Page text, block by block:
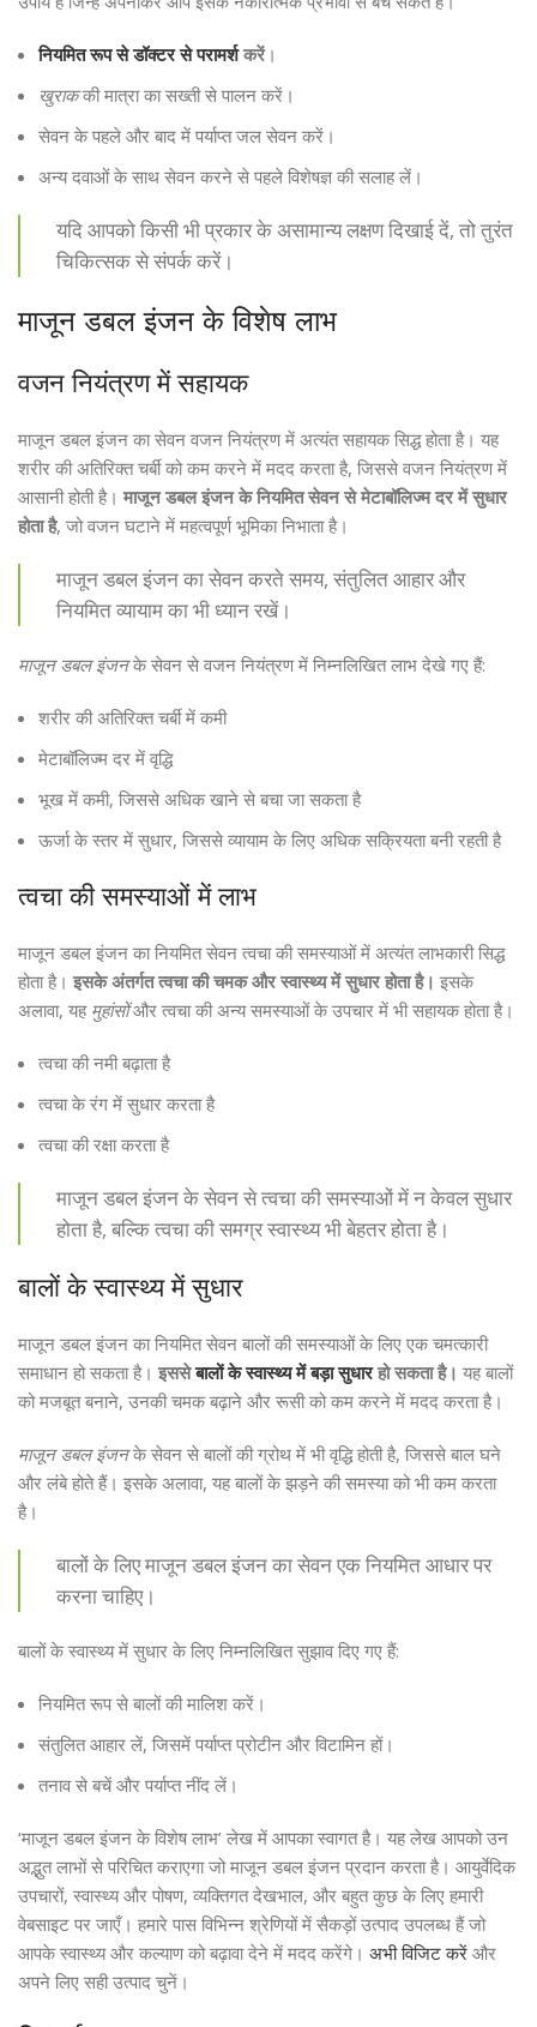
नियमित रूप से डॉक्टर से परामर्शकरें।
खुराककी मात्रा का सख्ती से पालन करें।
सेवन के पहले और बाद में पर्याप्त जल सेवन करें।
अन्य दवाओं के साथ सेवन करने से पहले विशेषज्ञ की सलाह लें।
यदि आपको किसी भी प्रकार के असामान्य लक्षण दिखाई दें, तो तुरंत
चिकित्सक से संपर्क करें।
माजून डबल इंजन के विशेष लाभ
वजन नियंत्रण में सहायक
माजून डबल इंजन का सेवन वजन नियंत्रण में अत्यंत सहायक सिद्ध होता है। यह
शरीर की अतिरिक्त चर्बी को कम करने में मदद करता है, जिससे वजन नियंत्रण में
आसानी होती है। माजून डबल इंजन के नियमित सेवन से मेटाबॉलिज्म दर में सुधार
होता है, जो वजन घटाने में महत्वपूर्ण भूमिका निभाता है।
माजून डबल इंजन का सेवन करते समय, संतुलित आहार और
नियमित व्यायाम का भी ध्यान रखें।
माजून डबल इंजनके सेवन से वजन नियंत्रण में निम्नलिखित लाभ देखे गए हैं:
शरीर की अतिरिक्त चर्बी में कमी
मेटाबॉलिज्म दर में वृद्धि
भूख में कमी, जिससे अधिक खाने से बचा जा सकता है
ऊर्जा के स्तर में सुधार, जिससे व्यायाम के लिए अधिक सक्रियता बनी रहती है
त्वचा की समस्याओं में लाभ
माजून डबल इंजन का नियमित सेवन त्वचा की समस्याओं में अत्यंत लाभकारी सिद्ध
होता है। इसके अंतर्गत त्वचा की चमक और स्वास्थ्य में सुधार होता है। इसके
अलावा, यह मुहांसोंऔर त्वचा की अन्य समस्याओं के उपचार में भी सहायक होता है।
त्वचा की नमी बढ़ाता है
त्वचा के रंग में सुधार करता है
त्वचा की रक्षा करता है
माजून डबल इंजन के सेवन से त्वचा की समस्याओं में न केवल सुधार
होता है, बल्कि त्वचा की समग्र स्वास्थ्य भी बेहतर होता है।
बालों के स्वास्थ्य में सुधार
माजून डबल इंजन का नियमित सेवन बालों की समस्याओं के लिए एक चमत्कारी
समाधान हो सकता है। इससेबालों के स्वास्थ्य में बड़ा सुधारहो सकता है। यह बालों
को मजबूत बनाने, उनकी चमक बढ़ाने और रूसी को कम करने में मदद करता है।
माजून डबल इंजनके सेवन से बालों की ग्रोथ में भी वृद्धि होती है, जिससे बाल घने
और लंबे होते हैं। इसके अलावा, यह बालों के झड़ने की समस्या को भी कम करता
है।
बालों के लिए माजून डबल इंजन का सेवन एक नियमित आधार पर
करना चाहिए।
बालों के स्वास्थ्य में सुधार के लिए निम्नलिखित सुझाव दिए गए हैं:
नियमित रूप से बालों की मालिश करें।
संतुलित आहार लें, जिसमें पर्याप्त प्रोटीन और विटामिन हों।
तनाव से बचें और पर्याप्त नींद लें।
‘माजून डबल इंजन के विशेष लाभ’ लेख में आपका स्वागत है। यह लेख आपको उन
अद्भुत लाभों से परिचित कराएगा जो माजून डबल इंजन प्रदान करता है। आयुर्वेदिक
उपचारों, स्वास्थ्य और पोषण, व्यक्तिगत देखभाल, और बहुत कुछ के लिए हमारी
वेबसाइट पर जाएँ। हमारे पास विभिन्न श्रेणियों में सैकड़ों उत्पाद उपलब्ध हैं जो
आपके स्वास्थ्य और कल्याण को बढ़ावा देने में मदद करेंगे। अभी विजिट करें और
अपने लिए सही उत्पाद चुनें।